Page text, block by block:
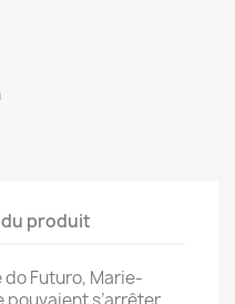
produit
do Futuro, Marie-